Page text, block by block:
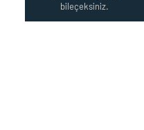
bileçeksiniz.